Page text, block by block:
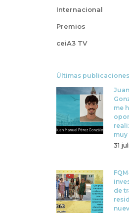
Internacional
Premios
ceiA3 TV
Últimas publicaciones
me
31
de